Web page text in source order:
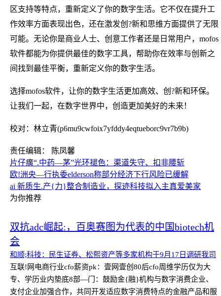
区支持等特点，重新定义了你的数字生活。它不仅在提升工
作效率方面表现出色，还在激发创?新和思维方面提供了无限
可能。无论你是商业人士、创意工作者还是日常用户，mofos
软件都能为你提供最佳的数字工具，帮助你在效率与创新之
间找到最佳平衡，重新定义你的数字生活。
选择mofos软件，让你的数字生活更加高效、创?新和环保。
让我们一起，在数字世界中，创造更加美好的未来！
校对：林立青(p6mu9cwfoix7yfddy4eqtueborc9vr7b9b)
责任编辑： 陈凤馨
片仔癀“.中药—茅”光环褪色：渠道失守、扣非腰斩
欧!洲央—行执委elderson称部分经济下行风险已缓解
ai 新质生.产{力}整合制造业，探迹科技拟入主真爱美家
为你推荐
双抗adc崛起:，百奥赛图为代表的中国biotech机
会
和顺;科技：民生证券、松熙资产等多家机构于9月17日调研我司
互联!网电商行业cfo薪资pk：壹网壹创80后cfo周维学历仅为大
专、学历业内垫底8部—门：鼓励金{融}机构与数字消费企业、
支付企业加强合作，共同开发适应数字消费特点的金融产品和服